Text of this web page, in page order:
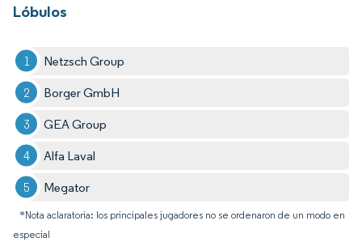
Lóbulos
Netzsch Group
Borger GmbH
GEA Group
Alfa Laval
Megator
*Nota aclaratoria: los principales jugadores no se ordenaron de un modo en
especial